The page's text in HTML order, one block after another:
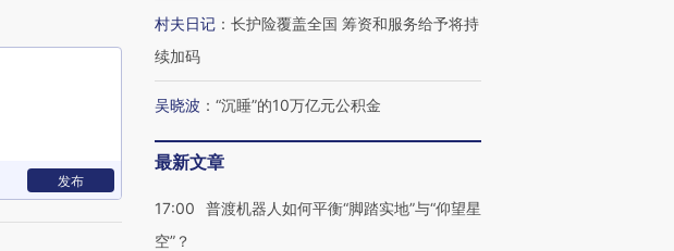
发布
村夫日记 ： 长护险覆盖全国 筹资和服务给予将持
续加码
吴晓波 ： “沉睡”的10万亿元公积金
最新文章
17:00
普渡机器人如何平衡“脚踏实地”与“仰望星
空”？